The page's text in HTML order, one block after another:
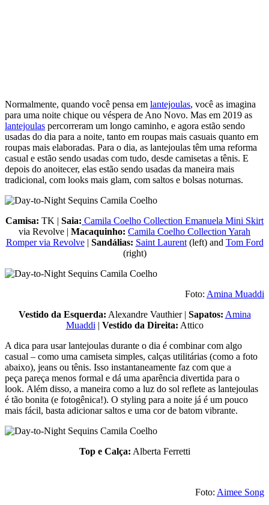
Normalmente, quando você pensa em lantejoulas, você as imagina
para uma noite chique ou véspera de Ano Novo. Mas em 2019 as
lantejoulas percorreram um longo caminho, e agora estão sendo
usadas do dia para a noite, tanto em roupas mais casuais quanto em
roupas mais elaboradas. Para o dia, as lantejoulas têm uma reforma
casual e estão sendo usadas com tudo, desde camisetas a tênis. E
depois do anoitecer, elas estão sendo usadas da maneira mais
tradicional, com looks mais glam, com saltos e bolsas noturnas.
Camisa: TK | Saia: Camila Coelho Collection Emanuela Mini Skirt
via Revolve | Macaquinho: Camila Coelho Collection Yarah
Romper via Revolve| Sandálias: Saint Laurent(left) and Tom Ford
(right)
Foto: Amina Muaddi
Vestido da Esquerda: Alexandre Vauthier | Sapatos: Amina
Muaddi| Vestido da Direita: Attico
A dica para usar lantejoulas durante o dia é combinar com algo
casual – como uma camiseta simples, calças utilitárias (como a foto
abaixo), jeans ou tênis. Isso instantaneamente faz com que a
peça pareça menos formal e dá uma aparência divertida para o
look. Além disso, a maneira como a luz do sol reflete as lantejoulas
é tão bonita (e fotogênica!). O styling para a noite já é um pouco
mais fácil, basta adicionar saltos e uma cor de batom vibrante.
Top e Calça: Alberta Ferretti
Foto: Aimee Song